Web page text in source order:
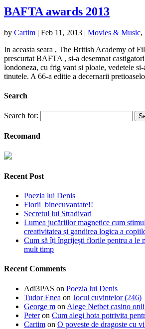
BAFTA awards 2013
by Cartim | Feb 11, 2013 | Movies & Music,
In aceasta seara , The British Academy of
prescurtat BAFTA , si-a desemnat
londoneza, cu frig vant si ploaie, vedetele
tinutele. A 66-a editie a decernarii
Search
Search for:
Recomand
Recent Post
Poezia lui Denis
Florii binecuvantate!!
Secretul lui Stradivari
Lumea jucăriilor magnetice cum
creativitatea și gandirea logica a
Cum să îți îngrijești florile pentru a le
mult timp
Recent Comments
Adi3PAS on Poezia lui Denis
Tudor Enea on Jocul cuvintelor (246)
George m on Alege Netbet casino
Peteron Cum alegi hota potrivita
Cartim on O poveste de dragoste cu